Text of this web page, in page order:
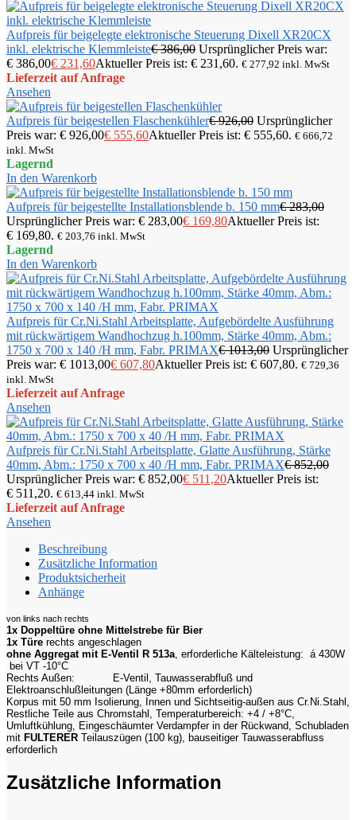
Aufpreis für beigelegte elektronische Steuerung Dixell XR20CX
inkl. elektrische Klemmleiste€386,00 Ursprünglicher Preis war:
€ 386,00€ 231,60Aktueller Preis ist: € 231,60. € 277,92 inkl. MwSt
Lieferzeit auf Anfrage
Ansehen
Aufpreis für beigestellen Flaschenkühler€926,00 Ursprünglicher
Preis war: € 926,00€ 555,60Aktueller Preis ist: € 555,60. € 666,72
inkl. MwSt
Lagernd
In den Warenkorb
Aufpreis für beigestellte Installationsblende b. 150 mm€283,00
Ursprünglicher Preis war: € 283,00€ 169,80Aktueller Preis ist:
€ 169,80. € 203,76 inkl. MwSt
Lagernd
In den Warenkorb
Aufpreis für Cr.Ni.Stahl Arbeitsplatte, Aufgebördelte Ausführung
mit rückwärtigem Wandhochzug h.100mm, Stärke 40mm, Abm.:
1750 x 700 x 140 /H mm, Fabr. PRIMAX€1013,00 Ursprünglicher
Preis war: € 1013,00€ 607,80Aktueller Preis ist: € 607,80. € 729,36
inkl. MwSt
Lieferzeit auf Anfrage
Ansehen
Aufpreis für Cr.Ni.Stahl Arbeitsplatte, Glatte Ausführung, Stärke
40mm, Abm.: 1750 x 700 x 40 /H mm, Fabr. PRIMAX€852,00
Ursprünglicher Preis war: € 852,00€ 511,20Aktueller Preis ist:
€ 511,20. € 613,44 inkl. MwSt
Lieferzeit auf Anfrage
Ansehen
Beschreibung
Zusätzliche Information
Produktsicherheit
Anhänge
von links nach rechts
1x Doppeltüre ohne Mittelstrebe für Bier
1x Türe rechts angeschlagen
ohne Aggregat mit E-Ventil R 513a, erforderliche Kälteleistung: á 430W
bei VT -10°C
Rechts Außen:
E-Ventil, Tauwasserabfluß und
Elektroanschlußleitungen (Länge +80mm erforderlich)
Korpus mit 50 mm Isolierung, Innen und Sichtseitig-außen aus Cr.Ni.Stahl,
Restliche Teile aus Chromstahl, Temperaturbereich: +4 / +8°C,
Umluftkühlung, Eingeschäumter Verdampfer in der Rückwand, Schubladen
mit FULTERER Teilauszügen (100 kg), bauseitiger Tauwasserabfluss
erforderlich
Zusätzliche Information